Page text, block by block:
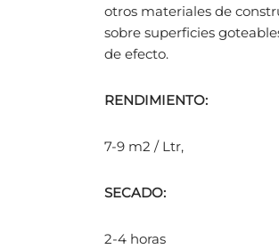
otros materiales de
sobre superficies
de efecto.
RENDIMIENTO:
7-9 m2 / Ltr,
SECADO:
2-4 horas